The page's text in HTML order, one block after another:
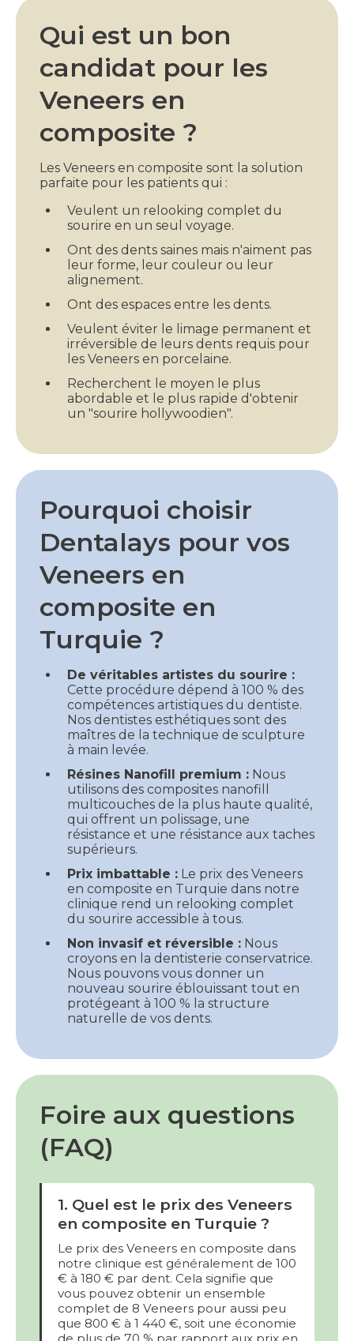
Qui est un bon
candidat pour les
Veneers en
composite ?
Les Veneers en composite sont la solution
parfaite pour les patients qui :
Veulent un relooking complet du
sourire en un seul voyage.
Ont des dents saines mais n'aiment pas
leur forme, leur couleur ou leur
alignement.
Ont des espaces entre les dents.
Veulent éviter le limage permanent et
irréversible de leurs dents requis pour
les Veneers en porcelaine.
Recherchent le moyen le plus
abordable et le plus rapide d'obtenir
un "sourire hollywoodien".
Pourquoi choisir
Dentalays pour vos
Veneers en
composite en
Turquie ?
De véritables artistes du sourire :
Cette procédure dépend à 100 % des
compétences artistiques du dentiste.
Nos dentistes esthétiques sont des
maîtres de la technique de sculpture
à main levée.
Résines Nanofill premium : Nous
utilisons des composites nanofill
multicouches de la plus haute qualité,
qui offrent un polissage, une
résistance et une résistance aux taches
supérieurs.
Prix imbattable : Le prix des Veneers
en composite en Turquie dans notre
clinique rend un relooking complet
du sourire accessible à tous.
Non invasif et réversible : Nous
croyons en la dentisterie conservatrice.
Nous pouvons vous donner un
nouveau sourire éblouissant tout en
protégeant à 100 % la structure
naturelle de vos dents.
Foire aux questions
(FAQ)
1. Quel est le prix des Veneers
en composite en Turquie ?
Le prix des Veneers en composite dans
notre clinique est généralement de 100
€ à 180 € par dent. Cela signifie que
vous pouvez obtenir un ensemble
complet de 8 Veneers pour aussi peu
que 800 € à 1 440 €, soit une économie